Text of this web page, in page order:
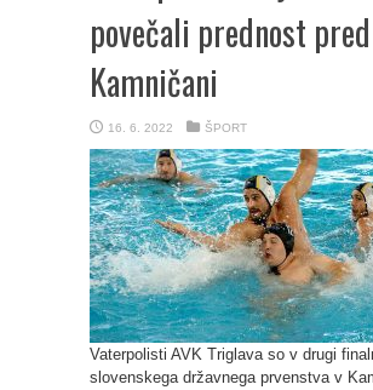
povečali prednost pred
Kamničani
16. 6. 2022 ŠPORT
Vaterpolisti AVK Triglava so v drugi
slovenskega državnega prvenstva v